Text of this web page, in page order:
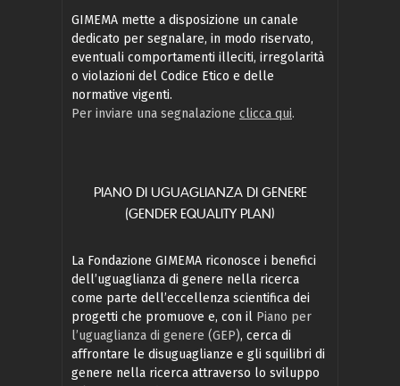
GIMEMA mette a disposizione un canale
dedicato per segnalare, in modo riservato,
eventuali comportamenti illeciti, irregolarità
o violazioni del Codice Etico e delle
normative vigenti.
Per inviare una segnalazione clicca qui.
PIANO DI UGUAGLIANZA DI GENERE
(GENDER EQUALITY PLAN)
La Fondazione GIMEMA riconosce i benefici
dell’uguaglianza di genere nella ricerca
come parte dell’eccellenza scientifica dei
progetti che promuove e, con il Piano per
l’uguaglianza di genere (GEP), cerca di
affrontare le disuguaglianze e gli squilibri di
genere nella ricerca attraverso lo sviluppo